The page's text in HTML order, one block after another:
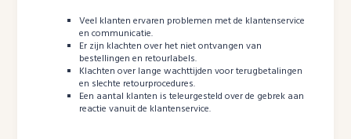
Veel klanten ervaren problemen met de klantenservice
en communicatie.
Er zijn klachten over het niet ontvangen van
bestellingen en retourlabels.
Klachten over lange wachttijden voor terugbetalingen
en slechte retourprocedures.
Een aantal klanten is teleurgesteld over de gebrek aan
reactie vanuit de klantenservice.